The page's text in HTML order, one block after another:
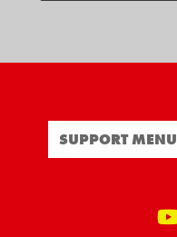
SUPPORT MENU